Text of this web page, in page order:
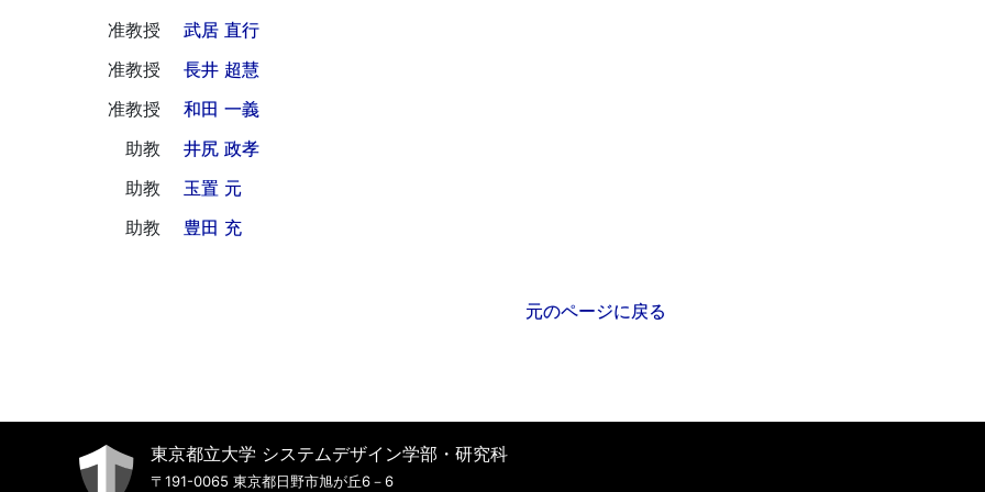
准教授
武居 直行
准教授
長井 超慧
准教授
和田 一義
助教
井尻 政孝
助教
玉置 元
助教
豊田 充
元のページに戻る
東京都立大学 システムデザイン学部・研究科
〒191-0065 東京都日野市旭が丘6－6